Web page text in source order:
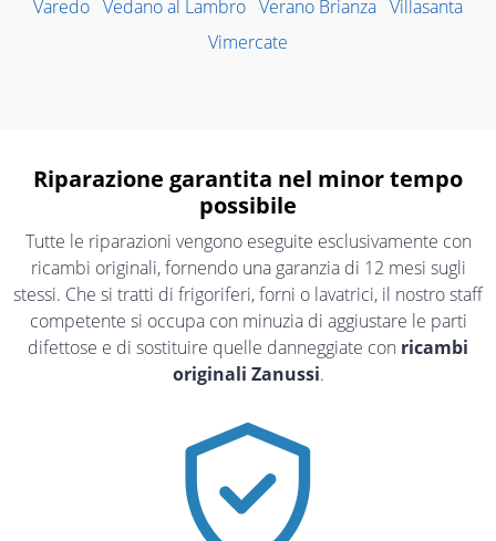
Varedo Vedano al Lambro Verano Brianza Villasanta
Vimercate
Riparazione garantita nel minor tempo
possibile
Tutte le riparazioni vengono eseguite esclusivamente con
ricambi originali, fornendo una garanzia di 12 mesi sugli
stessi. Che si tratti di frigoriferi, forni o lavatrici, il nostro staff
competente si occupa con minuzia di aggiustare le parti
difettose e di sostituire quelle danneggiate con ricambi
originali Zanussi.